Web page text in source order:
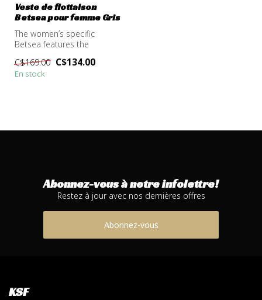
Veste de flottaison
Betsea pour femme Gris
The women’s specific
Betsea features the
shaped torso that w...
C$169.00 C$134.00
En stock
Abonnez-vous à notre infolettre!
Restez à jour avec nos dernières offres
Abonnez-vous
KSF